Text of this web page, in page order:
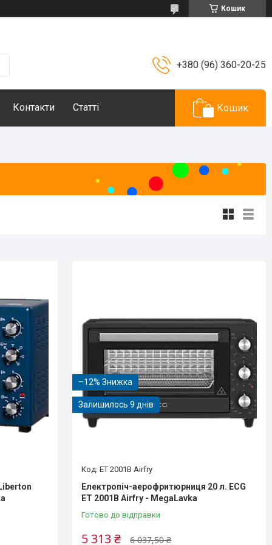
Кошик
+380 (96) 360-20-25
Контакти Статті Кошик
–12%
Залишилось 9 днів
ET 2001B Airfry
Електропіч-аерофритюрниця 20 л. ECG
ET 2001B Airfry - MegaLavka
Готово до відправки
6 037,50 ₴
5 313 ₴